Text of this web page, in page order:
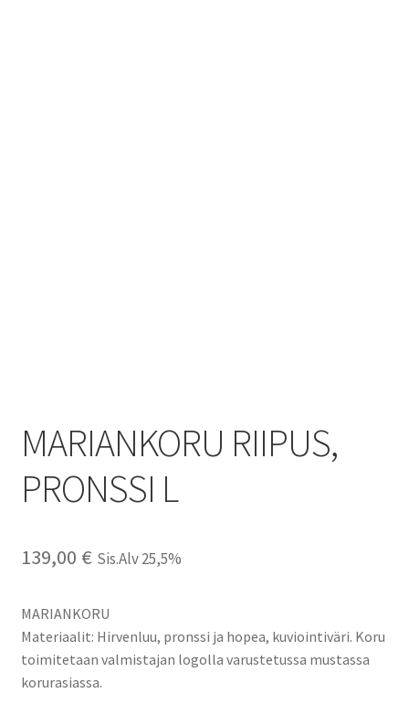
MARIANKORU RIIPUS,
PRONSSI L
139,00 € Sis.Alv 25,5%
MARIANKORU
Materiaalit: Hirvenluu, pronssi ja hopea, kuviointiväri. Koru
toimitetaan valmistajan logolla varustetussa mustassa
korurasiassa.